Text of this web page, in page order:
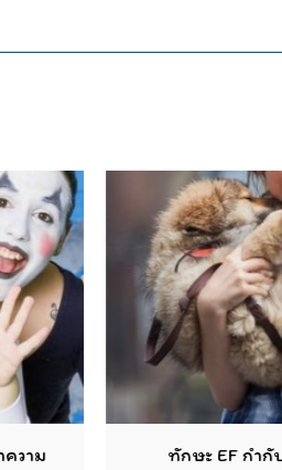
EF กำกับจริยธรรม